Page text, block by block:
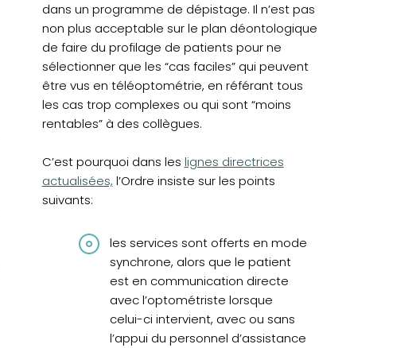
dans un programme de dépistage. Il n’est pas
non plus acceptable sur le plan déontologique
de faire du profilage de patients pour ne
sélectionner que les “cas faciles” qui peuvent
être vus en téléoptométrie, en référant tous
les cas trop complexes ou qui sont “moins
rentables” à des collègues.
C’est pourquoi dans les lignes directrices
actualisées, l’Ordre insiste sur les points
suivants:
les services sont offerts en mode
synchrone, alors que le patient
est en communication directe
avec l’optométriste lorsque
celui-ci intervient, avec ou sans
l’appui du personnel d’assistance